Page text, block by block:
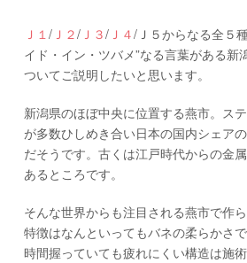
Ｊ１/Ｊ２/Ｊ３/Ｊ４/Ｊ５からなる全５
イド・イン・ツバメ”なる言葉がある新
ついてご説明したいと思います。
新潟県のほぼ中央に位置する燕市。ス
が多数ひしめき合い日本の国内シェア
だそうです。古くは江戸時代からの金
あるところです。
そんな世界からも注目される燕市で作
特徴はなんといってもバネの柔らかさ
時間握っていても疲れにくい構造は施